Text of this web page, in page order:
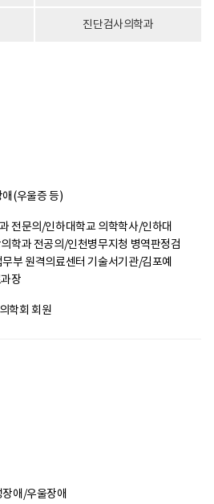
진단검사의학과
(우울증 등)
전문의/인하대학교 의학학사/인하대
학과 전공의/인천병무지청 병역판정검
부 원격의료센터 기술서기관/김포예
장
학회 회원
애/우울장애